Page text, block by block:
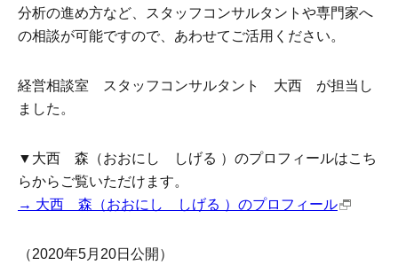
分析の進め方など、スタッフコンサルタントや専門家へ
の相談が可能ですので、あわせてご活用ください。
経営相談室 スタッフコンサルタント 大西 が担当し
ました。
▼大西 森（おおにし しげる ）のプロフィールはこち
らからご覧いただけます。
→ 大西 森（おおにし しげる ）のプロフィール
（2020年5月20日公開）